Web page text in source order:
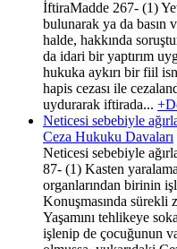
İftiraMadde 267- (1)
bulunarak ya da basın
halde, hakkında
da idari bir yaptırım
hukuka aykırı bir fiil
hapis cezası ile
uydurarak iftirada...
Neticesi sebebiyle
Ceza Hukuku Davaları
Neticesi sebebiyle
87- (1) Kasten
organlarından birinin
Konuşmasında sürekli
Yaşamını tehlikeye
işlenip de çocuğunun